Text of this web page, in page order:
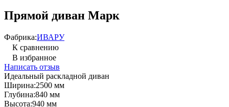
Прямой диван Марк
Фабрика:ИВАРУ
К сравнению
В избранное
Написать отзыв
Идеальный раскладной диван
Ширина:2500 мм
Глубина:840 мм
Высота:940 мм